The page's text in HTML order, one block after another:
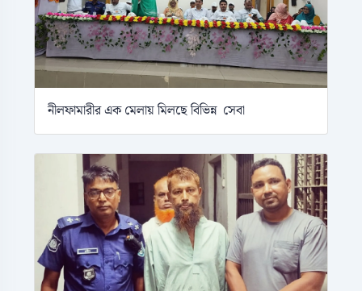
নীলফামারীর এক মেলায় মিলছে বিভিন্ন সেবা